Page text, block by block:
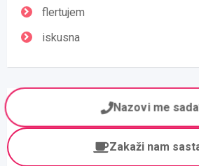
flertujem
iskusna
Nazovi me
Zakaži nam